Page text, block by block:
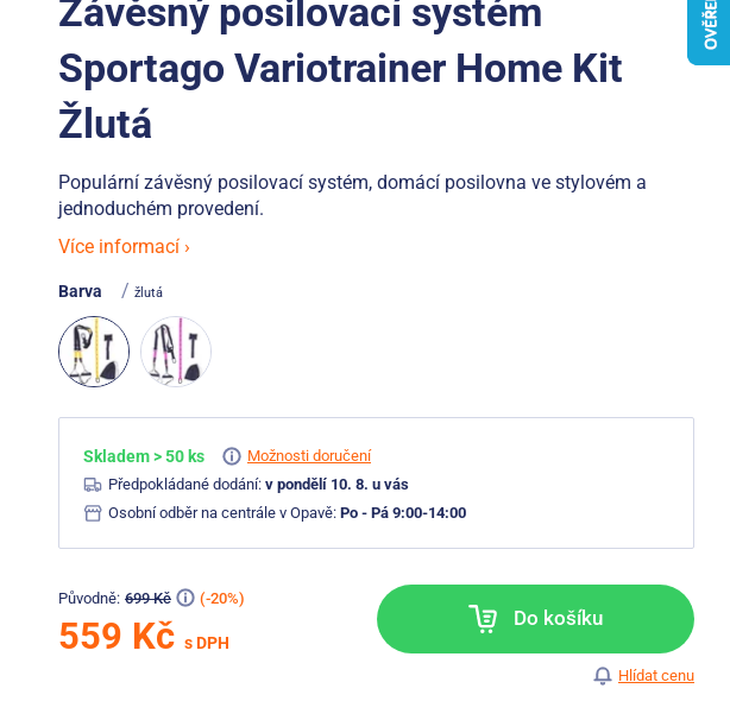
Závěsný posilovací systém
Sportago Variotrainer Home Kit
Žlutá
Populární závěsný posilovací systém, domácí posilovna ve stylovém a
jednoduchém provedení.
Více informací ›
Barva / žlutá
Skladem > 50 ks
Možnosti doručení
Předpokládané dodání: v pondělí 10. 8. u vás
Osobní odběr na centrále v Opavě: Po - Pá 9:00-14:00
Původně: 699 Kč (-20%)
559 Kč s DPH
Do košíku
Hlídat cenu